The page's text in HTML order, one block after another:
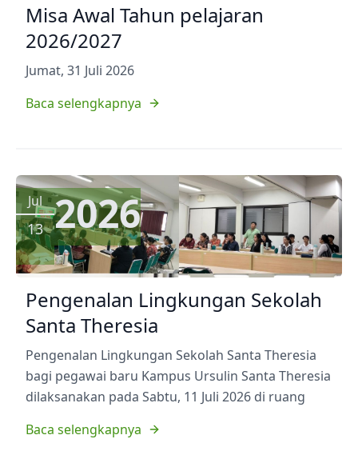
Misa Awal Tahun pelajaran
2026/2027
Jumat, 31 Juli 2026
Baca selengkapnya
Jul
13 2026
Pengenalan Lingkungan Sekolah
Santa Theresia
Pengenalan Lingkungan Sekolah Santa Theresia
bagi pegawai baru Kampus Ursulin Santa Theresia
dilaksanakan pada Sabtu, 11 Juli 2026 di ruang
Baca selengkapnya